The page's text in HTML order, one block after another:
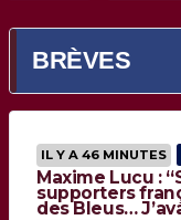
BRÈVES
IL Y A 46 MINUTES
Maxime Lucu :
supporters
des Bleus…